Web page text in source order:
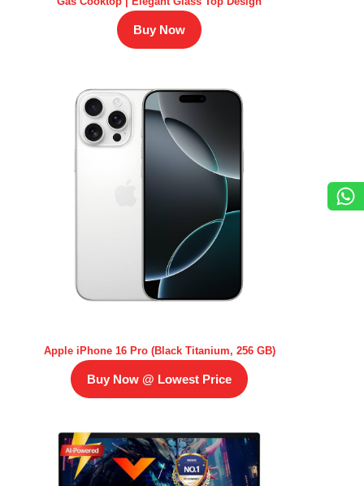
Buy Now
Apple iPhone 16 Pro (Black Titanium, 256 GB)
Buy Now @ Lowest Price